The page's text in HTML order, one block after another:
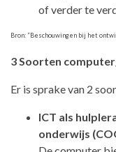
of verder te
Bron: “Beschouwingen bij het
3 Soorten
Er is sprake van 2
ICT als
onderwijs